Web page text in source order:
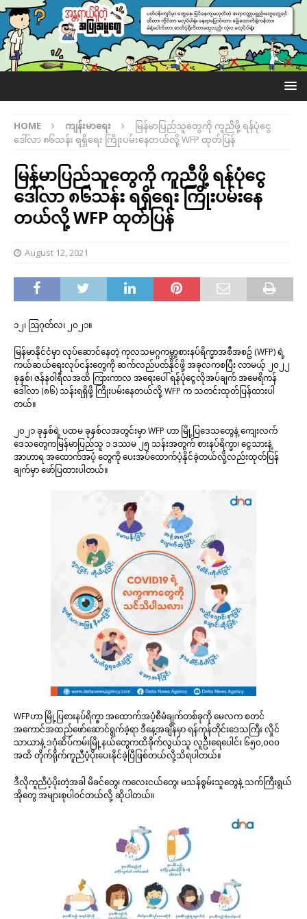
HOME ကျန်းမာရေး
မြန်မာပြည်သူ​တွေကို ကူညီဖို့ ရန်ပုံငွေ
ဒေါ်လာ ၈၆သန်း ရရှိရေး ကြိုးပမ်းနေတယ်လို့ WFP ထုတ်ပြန်
မြန်မာပြည်သူ​တွေကို ကူညီဖို့ ရန်ပုံငွေ
ဒေါ်လာ ၈၆သန်း ရရှိရေး ကြိုးပမ်းနေ
တယ်လို့ WFP ထုတ်ပြန်
August 12, 2021
၁၂၊ ဩဂုတ်လ၊ ၂၀၂၁။
မြန်မာနိုင်ငံမှာ လုပ်​ဆောင်​နေတဲ့ ကုလသမဂ္ဂကမ္ဘာ့စားနပ်ရိက္ခာအစီအစဥ် (WFP) ရဲ့
ကယ်ဆယ်ရေးလုပ်ငန်း‌တွေကို ဆက်လည်ပတ်နိုင်ဖို့ အခုလကစပြီး လာမယ့် ၂၀၂၂
ခုနှစ်၊ ဇန်နဝါရီလအထိ ကြားကာလ အရေးပေါ် ရန်ပုံငွေလိုအပ်ချက် အမေရိကန်
ဒေါ်လာ (၈၆) သန်းရရှိဖို့ ကြိုးပမ်း​နေတယ်လို့ WFP က သတင်းထုတ်ပြန်ထားပါ
တယ်။
၂၀၂၁ ခုနှစ်ရဲ့ ပထမ ခုနှစ်လအတွင်းမှာ WFP ဟာ မြို့ပြဒေသတွေနဲ့ ကျေးလက်
ဒေသ‌တွေကမြန်မာပြည်သူ ၁ ဒဿမ ၂၅ သန်းအတွက် စားနပ်ရိက္ခာ၊ ငွေသားနဲ့
အာဟာရ အထောက်အပံ့ တွေကို ပေးအပ်ထောက်ပံ့နိုင်ခဲ့တယ်လို့လည်းထုတ်ပြန်
ချက်မှာ ဖော်ပြထားပါတယ်။
WFPဟာ မြို့ပြစားနပ်ရိက္ခာ အ‌ထောက်အပံ့စီမံချက်တစ်ခုကို မေလက စတင်
အကောင်အထည်ဖော်ဆောင်ရွက်ခဲ့ရာ ဒီနေ့အချိန်မှာ ရန်ကုန်တိုင်းဒေသကြီး လှိုင်
သာယာနဲ့ ဒဂုံဆိပ်ကမ်းမြို့နယ်‌တွေကထိခိုက်လွယ်သူ လူဦးရေပေါင်း ၆၅၀,၀၀၀
အထိ တိုက်ရိုက်ကူညီပံ့ပိုးပေးနိုင်ခဲ့ပြီဖြစ်တယ်လို့‌သိရပါတယ်။
ဒီလိုကူညီပံ့ပိုးတဲ့အခါ မိခင်တွေ၊ ကလေးငယ်တွေ၊ မသန်စွမ်းသူတွေနဲ့ သက်ကြီးရွယ်
အိုတွေ အများစုပါဝင်တယ်လို့ ဆိုပါတယ်။